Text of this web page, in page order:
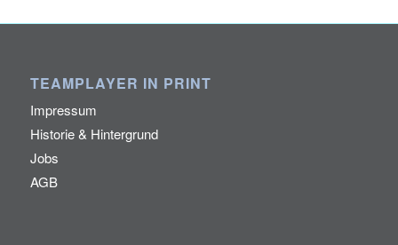
TEAMPLAYER IN PRINT
Impressum
Historie & Hintergrund
Jobs
AGB